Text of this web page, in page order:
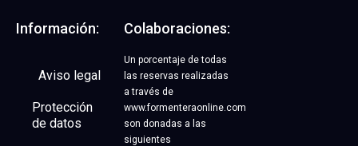
Código promocional: FONLINE
Abrir OFERTA
Información:
Aviso legal
Protección
de datos
Colaboraciones:
Un porcentaje de todas
las reservas realizadas
a través de
www.formenteraonline.com
son donadas a las
siguientes